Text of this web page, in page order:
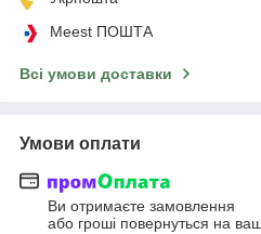
Meest ПОШТА
Всі умови доставки
Умови оплати
Ви отримаєте замовлення
або гроші повернуться на